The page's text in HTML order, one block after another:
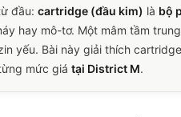
đầu: cartridge (đầu kim) là bộ
hay mô-tơ. Một mâm tầm
yếu. Bài này giải thích
mức giá tại District M.